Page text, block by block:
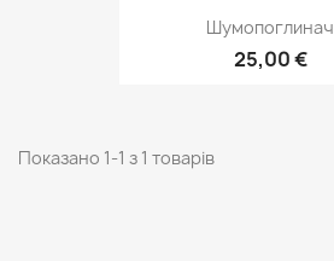
Шумопоглинач
25,00 €
Показано 1-1 з 1 товарів